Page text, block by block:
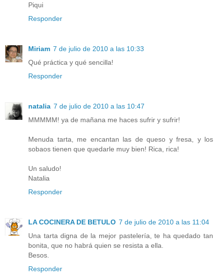
Piqui
Responder
Miriam 7 de julio de 2010 a las 10:33
Qué práctica y qué sencilla!
Responder
natalia 7 de julio de 2010 a las 10:47
MMMMM! ya de mañana me haces sufrir y sufrir!
Menuda tarta, me encantan las de queso y fresa, y los
sobaos tienen que quedarle muy bien! Rica, rica!
Un saludo!
Natalia
Responder
LA COCINERA DE BETULO 7 de julio de 2010 a las 11:04
Una tarta digna de la mejor pastelería, te ha quedado tan
bonita, que no habrá quien se resista a ella.
Besos.
Responder